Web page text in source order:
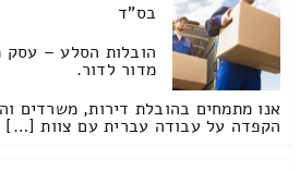
בס"ד
הובלות הסלע – עסק
מדור לדור.
אנו מתמחים בהובלת דירות, משרדים
הקפדה על עבודה עברית עם צוות […]